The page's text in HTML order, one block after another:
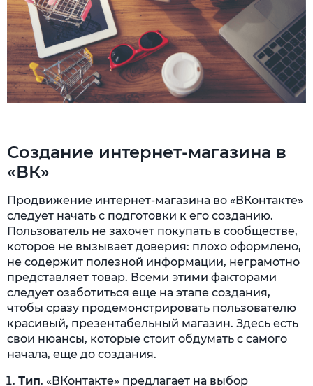
Создание интернет-магазина в
«ВК»
Продвижение интернет-магазина во «ВКонтакте»
следует начать с подготовки к его созданию.
Пользователь не захочет покупать в сообществе,
которое не вызывает доверия: плохо оформлено,
не содержит полезной информации, неграмотно
представляет товар. Всеми этими факторами
следует озаботиться еще на этапе создания,
чтобы сразу продемонстрировать пользователю
красивый, презентабельный магазин. Здесь есть
свои нюансы, которые стоит обдумать с самого
начала, еще до создания.
Тип. «ВКонтакте» предлагает на выбор